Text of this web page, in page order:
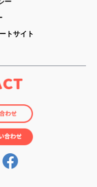
トサイト